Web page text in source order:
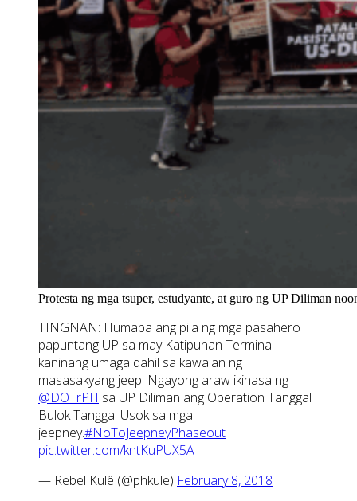
Protesta ng mga tsuper, estudyante, at guro ng UP Diliman
TINGNAN: Humaba ang pila ng mga pasahero
papuntang UP sa may Katipunan Terminal
kaninang umaga dahil sa kawalan ng
masasakyang jeep. Ngayong araw ikinasa ng
@DOTrPH sa UP Diliman ang Operation Tanggal
Bulok Tanggal Usok sa mga
jeepney.#NoToJeepneyPhaseout
pic.twitter.com/kntKuPUX5A
— Rebel Kulê (@phkule) February 8, 2018